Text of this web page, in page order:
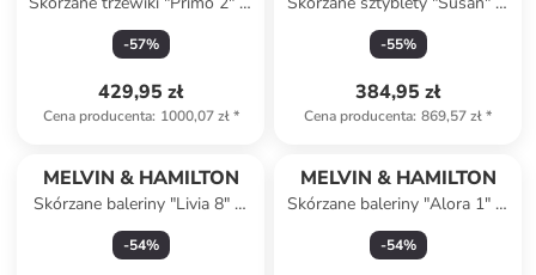
kolorze czarnym
-57%
429,95 zł
Cena producenta: 1000,07 zł*
kolorze czarnym
-55%
384,95 zł
Cena producenta: 869,57 zł*
MELVIN & HAMILTON
Skórzane baleriny "Livia 8" w
kolorze czarnym
-54%
MELVIN & HAMILTON
Skórzane baleriny "Alora 1" w
kolorze czarnym
-54%